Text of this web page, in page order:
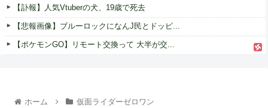
【訃報】人気Vtuberの犬、19歳で死去
【悲報画像】ブルーロックになんJ民とドッピ...
【ポケモンGO】リモート交換って 大半が交...
ホーム 仮面ライダーゼロワン